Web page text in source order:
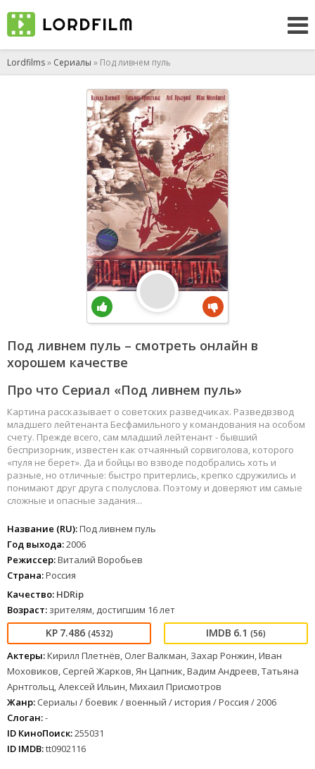
Lordfilms» Сериалы » Под ливнем пуль
Под ливнем пуль – смотреть онлайн в
хорошем качестве
Про что Сериал «Под ливнем пуль»
Картина рассказывает о советских разведчиках. Разведвзвод
младшего лейтенанта Бесфамильного у командования на особом
счету. Прежде всего, сам младший лейтенант - бывший
беспризорник, известен как отчаянный сорвиголова, которого
«пуля не берет». Да и бойцы во взводе подобрались хоть и
разные, но отличные: быстро притерлись, крепко сдружились и
понимают друг друга с полуслова. Поэтому и доверяют им самые
сложные и опасные задания...
Название (RU):Под ливнем пуль
Год выхода:2006
Режиссер:Виталий Воробьев
Страна:Россия
Качество: HDRip
Возраст: зрителям, достигшим 16 лет
7.486 (4532) 6.1 (56)
Актеры:Кирилл Плетнёв, Олег Валкман, Захар Ронжин, Иван
Моховиков, Сергей Жарков, Ян Цапник, Вадим Андреев, Татьяна
Арнтгольц, Алексей Ильин, Михаил Присмотров
Жанр: Сериалы / боевик / военный / история / Россия / 2006
Слоган:-
ID КиноПоиск:255031
ID IMDB:tt0902116